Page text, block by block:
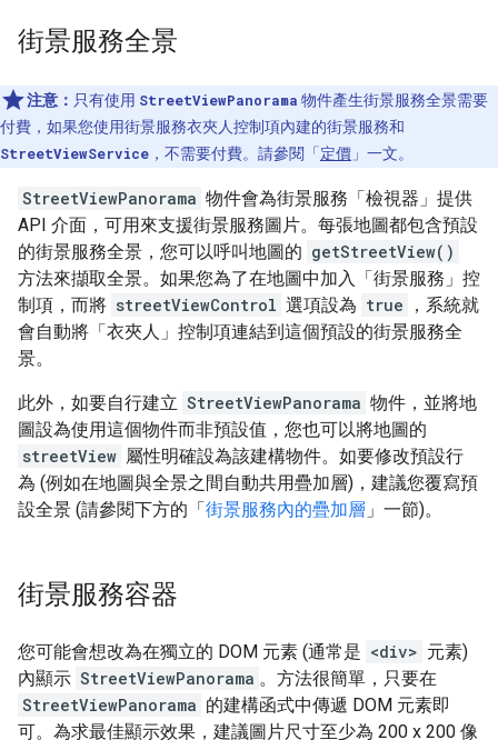
街景服務全景
注意： 只有使用 StreetViewPanorama 物件產生街景服務全景需要
付費，如果您使用街景服務衣夾人控制項內建的街景服務和
StreetViewService ，不需要付費。請參閱「 定價 」一文。
StreetViewPanorama 物件會為街景服務「檢視器」提供
API 介面，可用來支援街景服務圖片。每張地圖都包含預設
的街景服務全景，您可以呼叫地圖的 getStreetView()
方法來擷取全景。如果您為了在地圖中加入「街景服務」控
制項，而將 streetViewControl 選項設為 true
，系統就
會自動將「衣夾人」控制項連結到這個預設的街景服務全
景。
此外，如要自行建立 StreetViewPanorama 物件，並將地
圖設為使用這個物件而非預設值，您也可以將地圖的
streetView 屬性明確設為該建構物件。如要修改預設行
為 (例如在地圖與全景之間自動共用疊加層)，建議您覆寫預
設全景 (請參閱下方的「街景服務內的疊加層 」一節)。
街景服務容器
您可能會想改為在獨立的 DOM 元素 (通常是 <div> 元素)
內顯示 StreetViewPanorama 。方法很簡單，只要在
StreetViewPanorama 的建構函式中傳遞 DOM 元素即
可。為求最佳顯示效果，建議圖片尺寸至少為 200 x 200 像